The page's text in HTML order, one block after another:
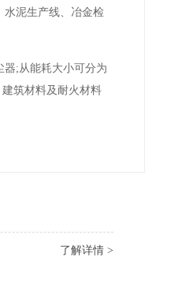
水泥生产线、冶金检
器;从能耗大小可分为
筑材料及耐火材料
了解详情 >